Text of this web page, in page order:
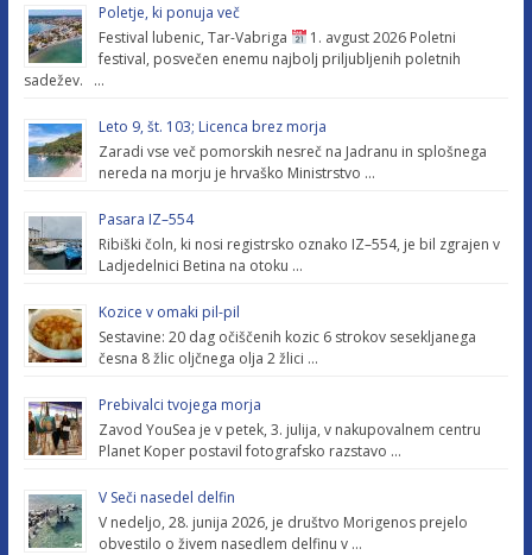
Poletje, ki ponuja več
Festival lubenic, Tar-Vabriga
1. avgust 2026 Poletni
festival, posvečen enemu najbolj priljubljenih poletnih
sadežev. …
Leto 9, št. 103; Licenca brez morja
Zaradi vse več pomorskih nesreč na Jadranu in splošnega
nereda na morju je hrvaško Ministrstvo …
Pasara IZ–554
Ribiški čoln, ki nosi registrsko oznako IZ–554, je bil zgrajen v
Ladjedelnici Betina na otoku …
Kozice v omaki pil-pil
Sestavine: 20 dag očiščenih kozic 6 strokov sesekljanega
česna 8 žlic oljčnega olja 2 žlici …
Prebivalci tvojega morja
Zavod YouSea je v petek, 3. julija, v nakupovalnem centru
Planet Koper postavil fotografsko razstavo …
V Seči nasedel delfin
V nedeljo, 28. junija 2026, je društvo Morigenos prejelo
obvestilo o živem nasedlem delfinu v …